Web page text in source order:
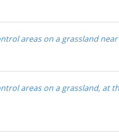
areas on a grassland near
areas on a grassland, at